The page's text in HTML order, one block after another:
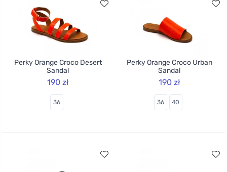
Perky Orange Croco Desert
Sandal
190 zł
36
Perky Orange Croco Urban
Sandal
190 zł
36 40